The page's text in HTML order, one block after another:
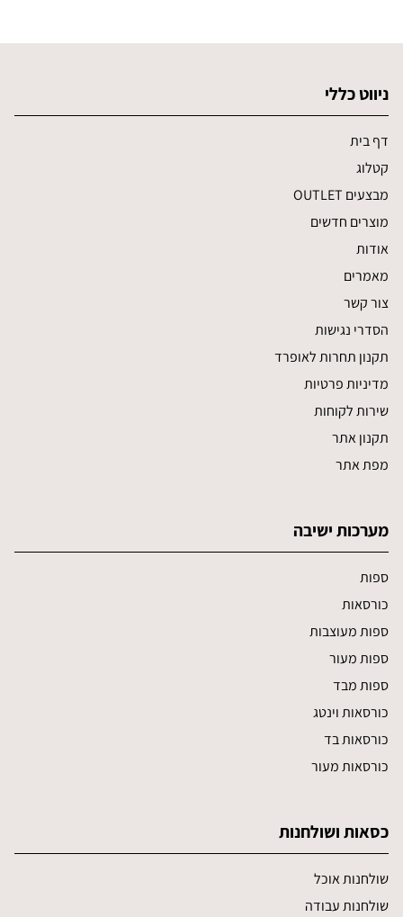
ניווט כללי
דף בית
קטלוג
מבצעים OUTLET
מוצרים חדשים
אודות
מאמרים
צור קשר
הסדרי נגישות
תקנון תחרות לאופרד
מדיניות פרטיות
שירות לקוחות
תקנון אתר
מפת אתר
מערכות ישיבה
ספות
כורסאות
ספות מעוצבות
ספות מעור
ספות מבד
כורסאות וינטג
כורסאות בד
כורסאות מעור
כסאות ושולחנות
שולחנות אוכל
שולחנות עבודה